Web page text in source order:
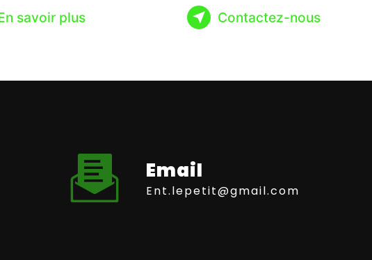
savoir plus Contactez-nous
Email
ent.lepetit@gmail.com